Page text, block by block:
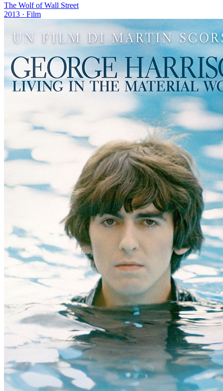
The Wolf of Wall Street
2013 · Film